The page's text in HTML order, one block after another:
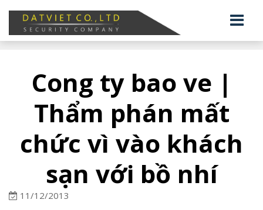
Cong ty bao ve |
Thẩm phán mất
chức vì vào khách
sạn với bồ nhí
11/12/2013